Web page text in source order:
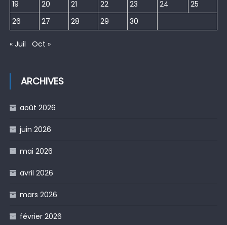
19 20 21 22 23 24
25
26
27 28 29 30
« Juil Oct »
ARCHIVES
août 2026
juin 2026
mai 2026
avril 2026
mars 2026
février 2026